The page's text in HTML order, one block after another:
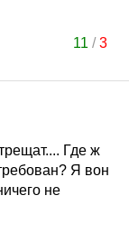
11 /3
Где ж
Я вон
не